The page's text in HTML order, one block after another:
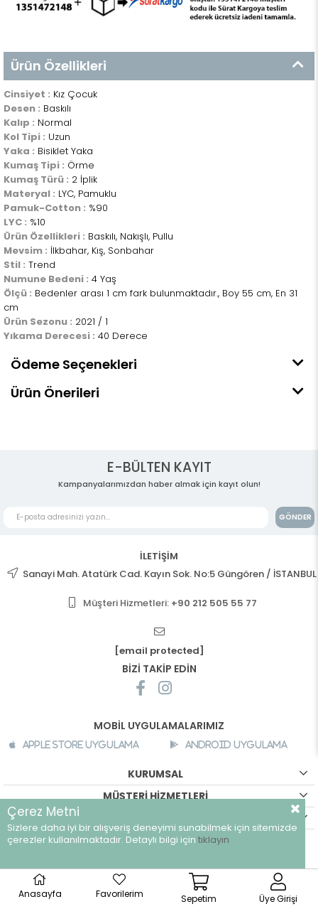
Ürün Özellikleri
Cinsiyet : Kız Çocuk
Desen : Baskılı
Kalıp : Normal
Kol Tipi : Uzun
Yaka : Bisiklet Yaka
Kumaş Tipi : Örme
Kumaş Türü : 2 İplik
Materyal : LYC, Pamuklu
Pamuk-Cotton : %90
LYC : %10
Ürün Özellikleri : Baskılı, Nakışlı, Pullu
Mevsim : İlkbahar, Kış, Sonbahar
Stil : Trend
Numune Bedeni : 4 Yaş
Ölçü : Bedenler arası 1 cm fark bulunmaktadır., Boy 55 cm, En 31
cm
Ürün Sezonu : 2021 / 1
Yıkama Derecesi : 40 Derece
Ödeme Seçenekleri
Ürün Önerileri
E-BÜLTEN KAYIT
Kampanyalarımızdan haber almak için kayıt olun!
GÖNDER
İLETİŞİM
Sanayi Mah. Atatürk Cad. Kayın Sok. No:5 Güngören / İSTANBUL
Müşteri Hizmetleri: +90 212 505 55 77
[email protected]
BİZİ TAKİP EDİN
MOBİL UYGULAMALARIMIZ
Apple Store Uygulama Android Uygulama
KURUMSAL
MÜŞTERİ HİZMETLERİ
©breeze.com.tr - Tüm hakları saklıdır.
Anasayfa Favorilerim Sepetim Üye Girişi
Çerez Metni
Sizlere daha iyi bir alışveriş deneyimi sunabilmek için sitemizde
çerezler kullanılmaktadır. Detaylı bilgi için tıklayın